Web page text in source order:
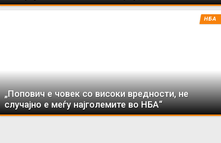
„Попович е човек со високи вредности, не
случајно е меѓу најголемите во НБА“
НБА